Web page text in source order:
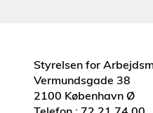
Styrelsen for
Vermundsgade 38
2100 København Ø